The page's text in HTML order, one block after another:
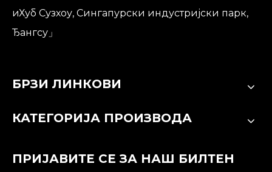
иХуб Сузхоу, Сингапурски индустријски парк,
Ђангсу」
БРЗИ ЛИНКОВИ
КАТЕГОРИЈА ПРОИЗВОДА
ПРИЈАВИТЕ СЕ ЗА НАШ БИЛТЕН